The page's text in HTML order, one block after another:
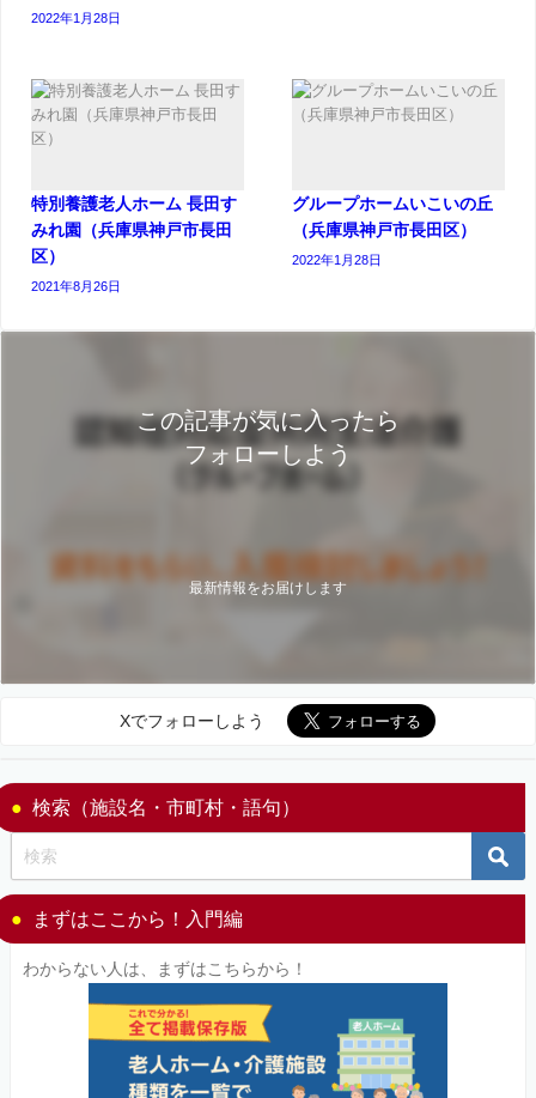
2022年1月28日
特別養護老人ホーム 長田す
みれ園（兵庫県神戸市長田
区）
2021年8月26日
グループホームいこいの丘
（兵庫県神戸市長田区）
2022年1月28日
この記事が気に入ったら
フォローしよう
最新情報をお届けします
Xでフォローしよう
検索（施設名・市町村・語句）
まずはここから！入門編
わからない人は、まずはこちらから！